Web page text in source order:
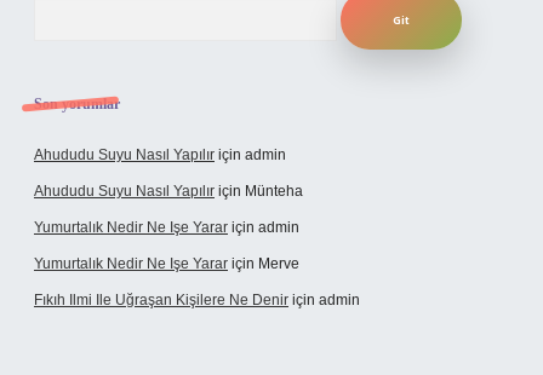
Son yorumlar
Ahududu Suyu Nasıl Yapılır için admin
Ahududu Suyu Nasıl Yapılır için Münteha
Yumurtalık Nedir Ne Işe Yarar için admin
Yumurtalık Nedir Ne Işe Yarar için Merve
Fıkıh Ilmi Ile Uğraşan Kişilere Ne Denir için admin